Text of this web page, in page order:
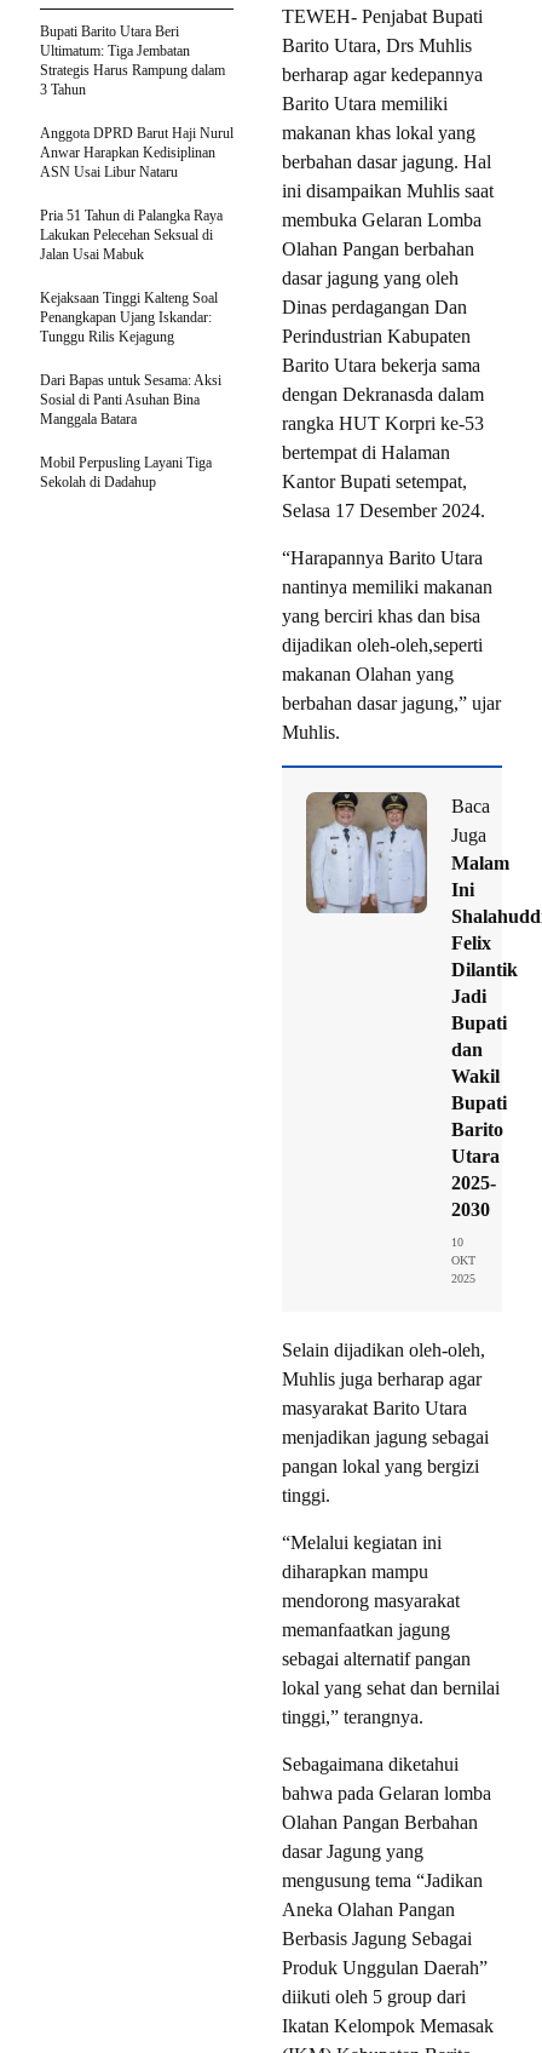
TEWEH- Penjabat Bupati
Barito Utara, Drs Muhlis
berharap agar kedepannya
Barito Utara memiliki
makanan khas lokal yang
berbahan dasar jagung. Hal
ini disampaikan Muhlis saat
membuka Gelaran Lomba
Olahan Pangan berbahan
dasar jagung yang oleh
Dinas perdagangan Dan
Perindustrian Kabupaten
Barito Utara bekerja sama
dengan Dekranasda dalam
rangka HUT Korpri ke-53
bertempat di Halaman
Kantor Bupati setempat,
Selasa 17 Desember 2024.
“Harapannya Barito Utara
nantinya memiliki makanan
yang berciri khas dan bisa
dijadikan oleh-oleh,seperti
makanan Olahan yang
berbahan dasar jagung,” ujar
Muhlis.
Baca
Juga
Malam
Ini
Felix
Dilantik
Jadi
Bupati
dan
Wakil
Bupati
Barito
Utara
2025-
2030
10
OKT
2025
Selain dijadikan oleh-oleh,
Muhlis juga berharap agar
masyarakat Barito Utara
menjadikan jagung sebagai
pangan lokal yang bergizi
tinggi.
“Melalui kegiatan ini
diharapkan mampu
mendorong masyarakat
memanfaatkan jagung
sebagai alternatif pangan
lokal yang sehat dan bernilai
tinggi,” terangnya.
Sebagaimana diketahui
bahwa pada Gelaran lomba
Olahan Pangan Berbahan
dasar Jagung yang
mengusung tema “Jadikan
Aneka Olahan Pangan
Berbasis Jagung Sebagai
Produk Unggulan Daerah”
diikuti oleh 5 group dari
Ikatan Kelompok Memasak
Bupati Barito Utara Beri
Ultimatum: Tiga Jembatan
Strategis Harus Rampung dalam
3 Tahun
Anggota DPRD Barut Haji Nurul
Anwar Harapkan Kedisiplinan
ASN Usai Libur Nataru
Pria 51 Tahun di Palangka Raya
Lakukan Pelecehan Seksual di
Jalan Usai Mabuk
Kejaksaan Tinggi Kalteng Soal
Penangkapan Ujang Iskandar:
Tunggu Rilis Kejagung
Dari Bapas untuk Sesama: Aksi
Sosial di Panti Asuhan Bina
Manggala Batara
Mobil Perpusling Layani Tiga
Sekolah di Dadahup